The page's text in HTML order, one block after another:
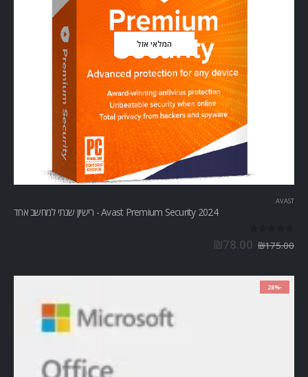
המלאי אזל
AVAST
Avast Premium Security 2024 - רישיון שנתי למחשב אחד
₪175.00
₪78.00
-28%